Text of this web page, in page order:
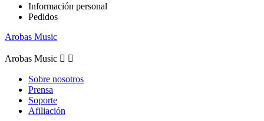
Información personal
Pedidos
Arobas Music
Arobas Music  
Sobre nosotros
Prensa
Soporte
Afiliación